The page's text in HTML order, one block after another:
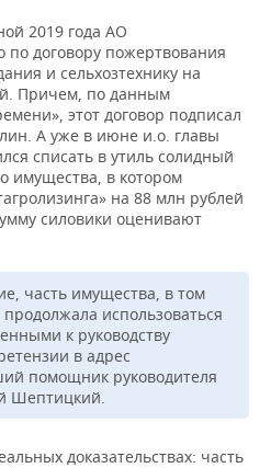
2019 года АО
по договору пожертвования
и сельхозтехнику на
Причем, по данным
этот договор подписал
А уже в июне и.о. главы
списать в утиль солидный
имущества, в котором
на 88 млн рублей
силовики оценивают
часть имущества, в том
продолжала использоваться
к руководству
в адрес
помощник руководителя
Шептицкий.
доказательствах: часть